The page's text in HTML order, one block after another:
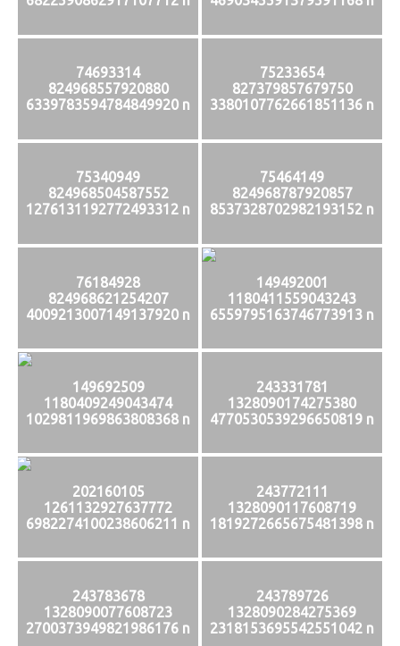
74693314
824968557920880
6339783594784849920 n
75233654
827379857679750
3380107762661851136 n
75340949
824968504587552
1276131192772493312 n
75464149
824968787920857
8537328702982193152 n
76184928
824968621254207
4009213007149137920 n
149492001
1180411559043243
6559795163746773913 n
149692509
1180409249043474
1029811969863808368 n
243331781
1328090174275380
4770530539296650819 n
202160105
1261132927637772
6982274100238606211 n
243772111
1328090117608719
1819272665675481398 n
243783678
1328090077608723
2700373949821986176 n
243789726
1328090284275369
2318153695542551042 n